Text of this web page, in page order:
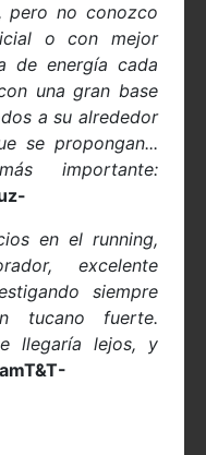
pero no conozco
o con mejor
de energía cada
una gran base
a su alrededor
se propongan...
importante:
en el running,
excelente
siempre
tucano fuerte.
llegaría lejos, y